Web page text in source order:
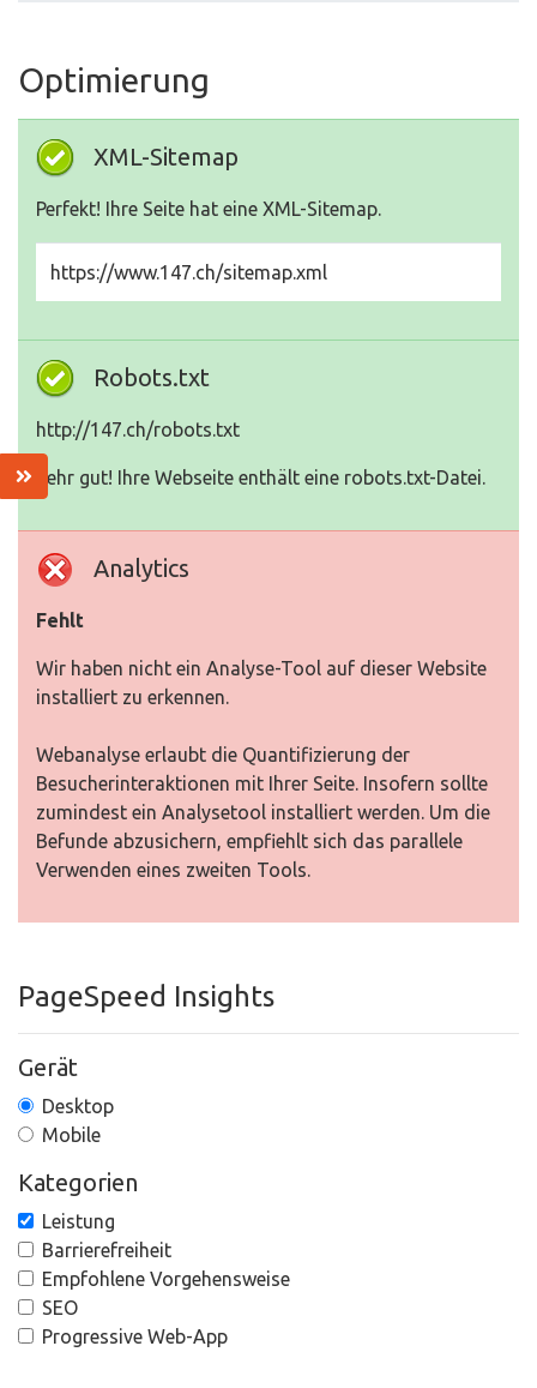
Optimierung
XML-Sitemap
Perfekt! Ihre Seite hat eine XML-Sitemap.
https://www.147.ch/sitemap.xml
Robots.txt
http://147.ch/robots.txt
Sehr gut! Ihre Webseite enthält eine robots.txt-Datei.
Analytics
Fehlt
Wir haben nicht ein Analyse-Tool auf dieser Website
installiert zu erkennen.
Webanalyse erlaubt die Quantifizierung der
Besucherinteraktionen mit Ihrer Seite. Insofern sollte
zumindest ein Analysetool installiert werden. Um die
Befunde abzusichern, empfiehlt sich das parallele
Verwenden eines zweiten Tools.
PageSpeed Insights
Gerät
Desktop
Mobile
Kategorien
Leistung
Barrierefreiheit
Empfohlene Vorgehensweise
SEO
Progressive Web-App